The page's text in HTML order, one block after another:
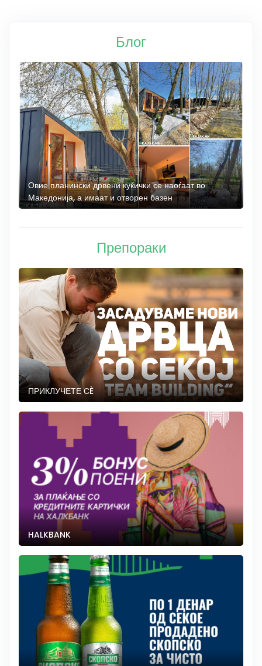
Блог
Овие планински дрвени куќички се наоѓаат во
Македонија, а имаат и отворен базен
Препораки
ПРИКЛУЧЕТЕ СÈ
HALKBANK